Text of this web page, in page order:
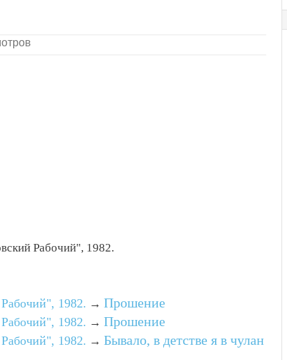
Рабочий", 1982.
1982. → Прошение
1982. → Прошение
1982. → Бывало, в детстве я в чулан